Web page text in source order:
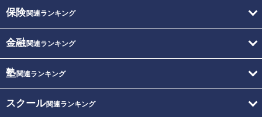
保険関連ランキング
金融関連ランキング
塾関連ランキング
スクール関連ランキング